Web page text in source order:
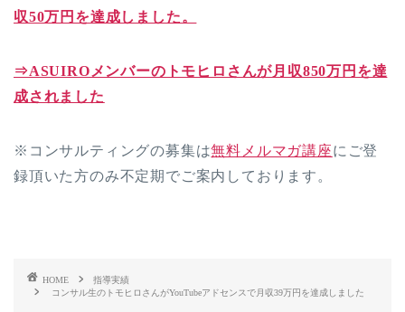
収50万円を達成しました。
⇒ASUIROメンバーのトモヒロさんが月収850万円を達
成されました
※コンサルティングの募集は無料メルマガ講座にご登
録頂いた方のみ不定期でご案内しております。
HOME
指導実績
コンサル生のトモヒロさんがYouTubeアドセンスで月収39万円を達成しました